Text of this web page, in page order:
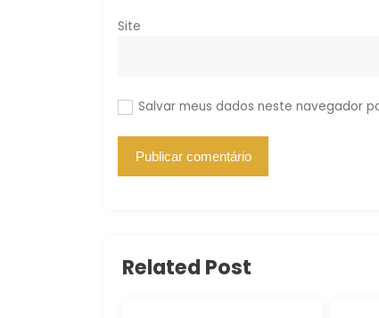
Site
Salvar meus dados neste navegador
Related Post